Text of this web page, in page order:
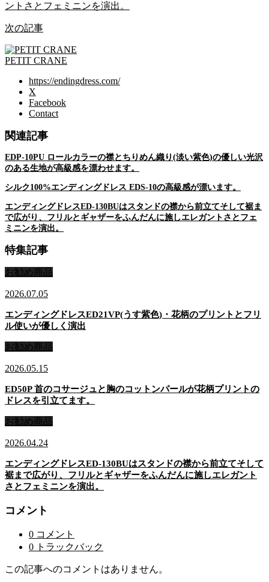
ントさとフェミニンを演出。
次の記事
PETIT CRANE
https://endingdress.com/
X
Facebook
Contact
関連記事
EDP-10PU ロールカラーの襟とちりめん織り(淡い紫色)の優しい光沢
のある生地が高級感を漂わせます。
シルク100%エンディングドレス EDS-10の高級感が漂います。
エンディングドレスED-130BUはスタンドの襟から前立てそして裾ま
で広がり、フリルとギャザーをふんだんに施しエレガントさとフェ
ミニンを演出。
特集記事
お勧め商品
2026.07.05
エンディングドレスED21VP(うす紫色)・花柄のプリントとフリ
ル使いが優しく演出
お勧め商品
2026.05.15
ED50P 首のコサージュと胸のコットンパールが花柄プリントの
ドレスを引立てます。
お勧め商品
2026.04.24
エンディングドレスED-130BUはスタンドの襟から前立てそして
裾まで広がり、フリルとギャザーをふんだんに施しエレガント
さとフェミニンを演出。
コメント
0 コメント
0 トラックバック
この記事へのコメントはありません。